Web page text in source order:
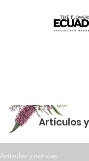
Artículos
Artículos y noticias